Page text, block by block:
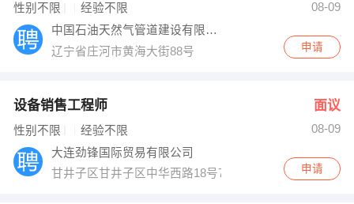
性别不限 经验不限
08-09
中国石油天然气管道建设有限公司海底天然气
辽宁省庄河市黄海大街88号
申请
设备销售工程师 面议
性别不限 经验不限
08-09
大连劲锋国际贸易有限公司
甘井子区甘井子区中华西路18号716室
申请